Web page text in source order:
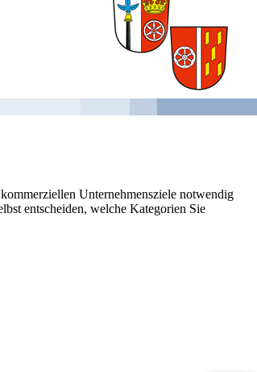
Unternehmensziele notwendig
entscheiden, welche Kategorien Sie